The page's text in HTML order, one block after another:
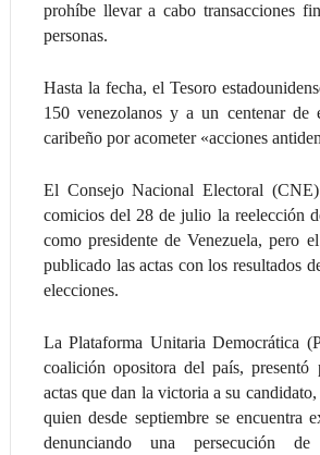
prohíbe llevar a cabo transacciones
personas.
Hasta la fecha, el Tesoro
150 venezolanos y a un centenar de
caribeño por acometer «acciones
El Consejo Nacional Electoral
comicios del 28 de julio la reelección
como presidente de Venezuela, pero
publicado las actas con los resultados
elecciones.
La Plataforma Unitaria Democrática
coalición opositora del país, presentó
actas que dan la victoria a su
quien desde septiembre se encuentra
denunciando una persecución